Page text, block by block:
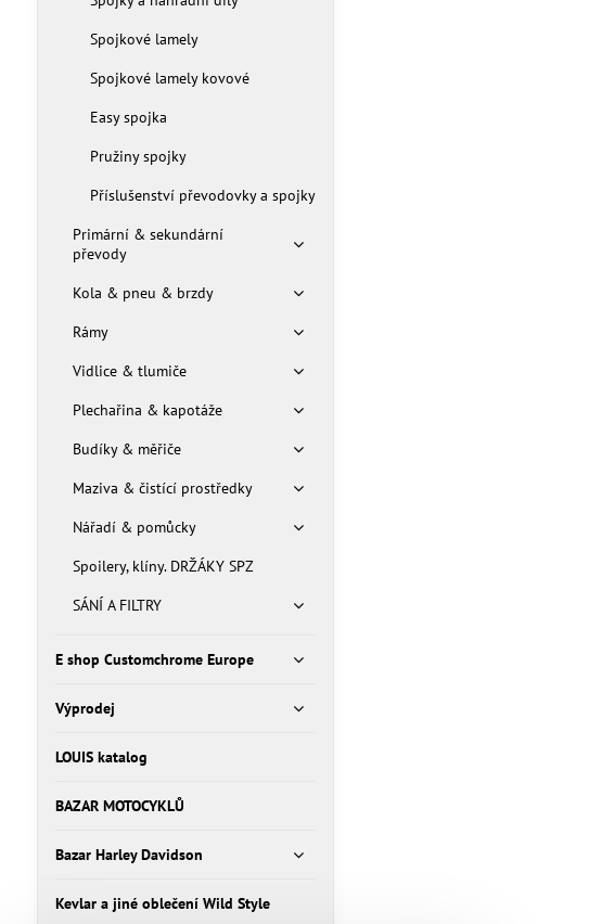
Spojkové lamely
Spojkové lamely kovové
Easy spojka
Pružiny spojky
Příslušenství převodovky a spojky
Primární & sekundární
převody
Kola & pneu & brzdy
Rámy
Vidlice & tlumiče
Plechařina & kapotáže
Budíky & měřiče
Maziva & čistící prostředky
Nářadí & pomůcky
Spoilery, klíny. DRŽÁKY SPZ
SÁNÍ A FILTRY
E shop Customchrome Europe
Výprodej
LOUIS katalog
BAZAR MOTOCYKLŮ
Bazar Harley Davidson
Kevlar a jiné oblečení Wild Style